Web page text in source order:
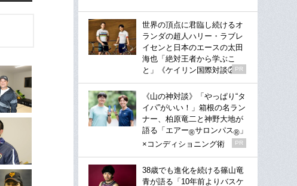
世界の頂点に君臨し続けるオ
ランダの超人ハリー・ラブレ
イセンと日本のエースの太田
海也「絶対王者から学ぶこ
と」《ケイリン国際対談②》
PR
《山の神対談》「やっぱり“タ
イパ”がいい！」箱根の名ラン
ナー、柏原竜二と神野大地が
語る「エアー®サロンパス® 」
×コンディショニング術
PR
38歳でも進化を続ける篠山竜
青が語る「10年前よりバスケ